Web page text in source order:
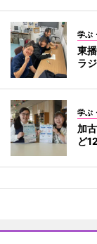
学ぶ
東
ラ
学ぶ
加
ど